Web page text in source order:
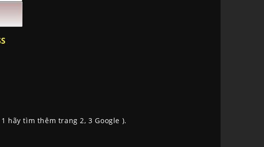
hãy tìm thêm trang 2, 3 Google ).